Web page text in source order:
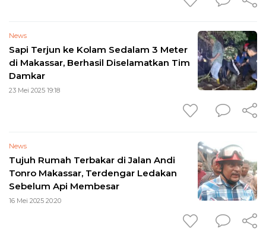
News
Sapi Terjun ke Kolam Sedalam 3 Meter
di Makassar, Berhasil Diselamatkan Tim
Damkar
23 Mei 2025 19:18
News
Tujuh Rumah Terbakar di Jalan Andi
Tonro Makassar, Terdengar Ledakan
Sebelum Api Membesar
16 Mei 2025 20:20